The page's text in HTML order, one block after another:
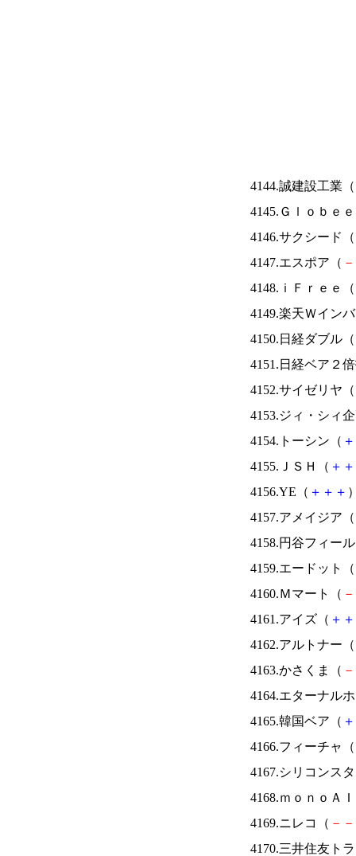
4144.誠建設工業（
4145.Ｇｌｏｂｅ
4146.サクシード（
4147.エスポア（ －
4148.ｉＦｒｅｅ（
4149.楽天Ｗイン
4150.日経ダブル（
4151.日経ベア２
4152.サイゼリヤ（
4153.ジィ・シィ
4154.トーシン（ ＋
4155.ＪＳＨ（ ＋ ＋
4156.YE（ ＋ ＋ ＋
4157.アメイジア（
4158.円谷フィー
4159.エードット（
4160.Ｍマート（ －
4161.アイズ（ ＋ ＋
4162.アルトナー（
4163.かさくま（ －
4164.エターナル
4165.韓国ベア（ ＋
4166.フィーチャ（
4167.シリコンス
4168.ｍｏｎｏＡ
4169.ニレコ（ － －
4170.三井住友ト